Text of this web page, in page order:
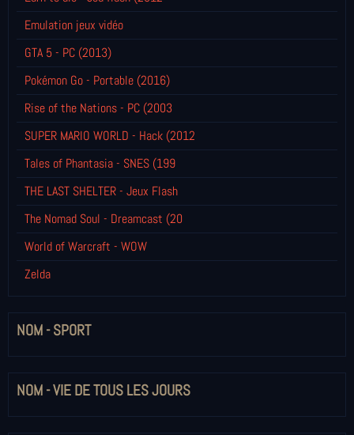
Emulation jeux vidéo
GTA 5 - PC (2013)
Pokémon Go - Portable (2016)
Rise of the Nations - PC (2003
SUPER MARIO WORLD - Hack (2012
Tales of Phantasia - SNES (199
THE LAST SHELTER - Jeux Flash
The Nomad Soul - Dreamcast (20
World of Warcraft - WOW
Zelda
NOM - SPORT
NOM - VIE DE TOUS LES JOURS